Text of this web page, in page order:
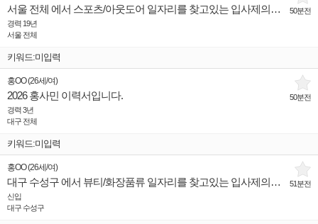
50분전
서울 전체 에서 스포츠/아웃도어 일자리를 찾고있는 입사제의희망 인재입니다.
경력 19년
서울 전체
키워드:미입력
50분전
홍OO(26세 /여)
2026 홍사민 이력서입니다.
경력 3년
대구 전체
키워드:미입력
51분전
홍OO(26세 /여)
대구 수성구 에서 뷰티/화장품류 일자리를 찾고있는 입사제의희망 인재입니다.
신입
대구 수성구